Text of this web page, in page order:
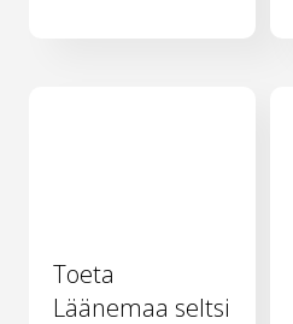
Toeta
Läänemaa seltsi